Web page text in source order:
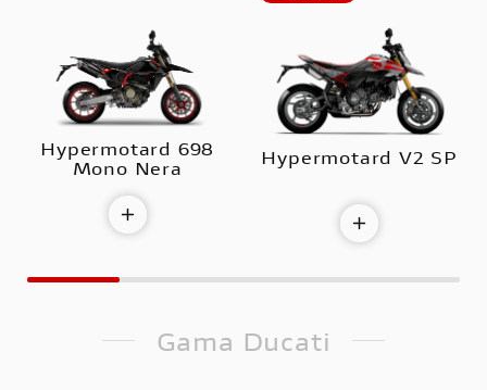
Hypermotard 698
Mono Nera
Hypermotard V2 SP
Gama Ducati